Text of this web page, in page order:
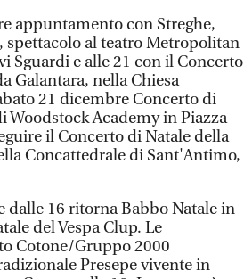
appuntamento con Streghe,
spettacolo al teatro Metropolitan
Sguardi e alle 21 con il Concerto
Galantara, nella Chiesa
21 dicembre Concerto di
Woodstock Academy in Piazza
il Concerto di Natale della
Concattedrale di Sant'Antimo,
dalle 16 ritorna Babbo Natale in
del Vespa Clup. Le
Cotone/Gruppo 2000
Presepe vivente in